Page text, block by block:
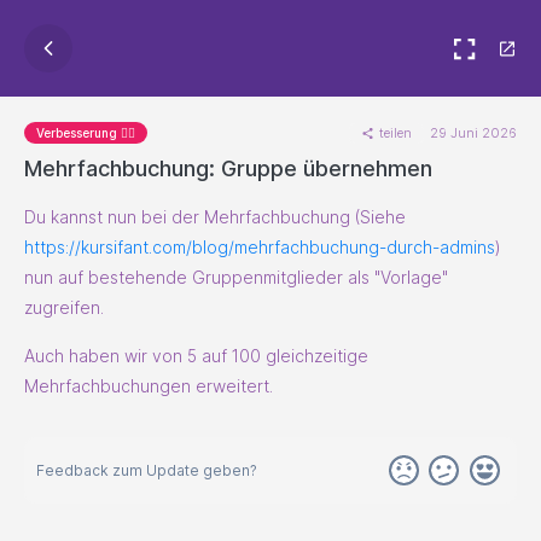
Verbesserung 🐱‍🏍 teilen 29 Juni 2026
Mehrfachbuchung: Gruppe übernehmen
Du kannst nun bei der Mehrfachbuchung (Siehe
https://kursifant.com/blog/mehrfachbuchung-durch-admins)
nun auf bestehende Gruppenmitglieder als "Vorlage"
zugreifen.
Auch haben wir von 5 auf 100 gleichzeitige
Mehrfachbuchungen erweitert.
Feedback zum Update geben?